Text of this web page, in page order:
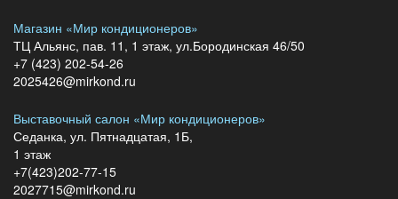
Магазин «Мир кондиционеров»
ТЦ Альянс, пав. 11, 1 этаж, ул.Бородинская 46/50
+7 (423) 202-54-26
2025426@mirkond.ru
Выставочный салон «Мир кондиционеров»
Седанка, ул. Пятнадцатая, 1Б,
1 этаж
+7(423)202-77-15
2027715@mirkond.ru